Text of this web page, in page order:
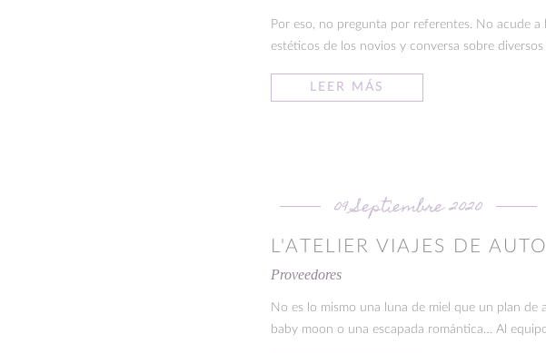
Por eso, no pregunta por referentes. No acude
estéticos de los novios y conversa sobre
LEER MÁS
09 Septiembre 2020
L'ATELIER VIAJES DE
Proveedores
No es lo mismo una luna de miel que un plan
baby moon o una escapada romántica… Al